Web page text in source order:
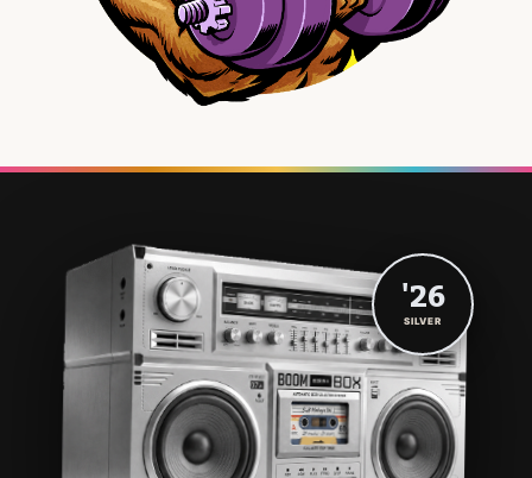
'26
SILVER